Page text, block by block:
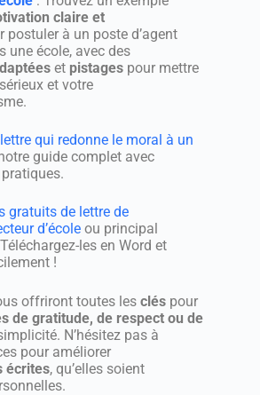
claire et
postuler à un poste d’agent
une école, avec des
et pistages pour mettre
et votre
qui redonne le moral à un
guide complet avec
gratuits de lettre de
d’école ou principal
les en Word et
!
offriront toutes les clés pour
de gratitude, de respect ou de
N’hésitez pas à
pour améliorer
écrites, qu’elles soient